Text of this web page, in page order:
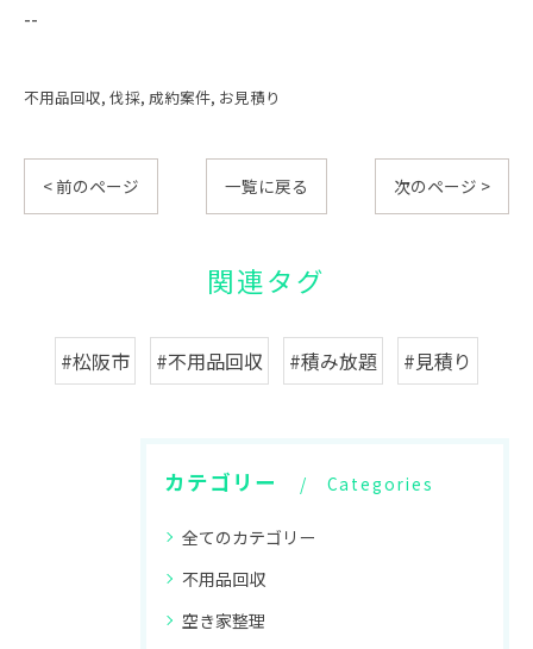
--
不用品回収 伐採 成約案件 お見積り
< 前のページ 一覧に戻る 次のページ >
関連タグ
#松阪市 #不用品回収 #積み放題 #見積り
カテゴリー Categories
全てのカテゴリー
不用品回収
空き家整理